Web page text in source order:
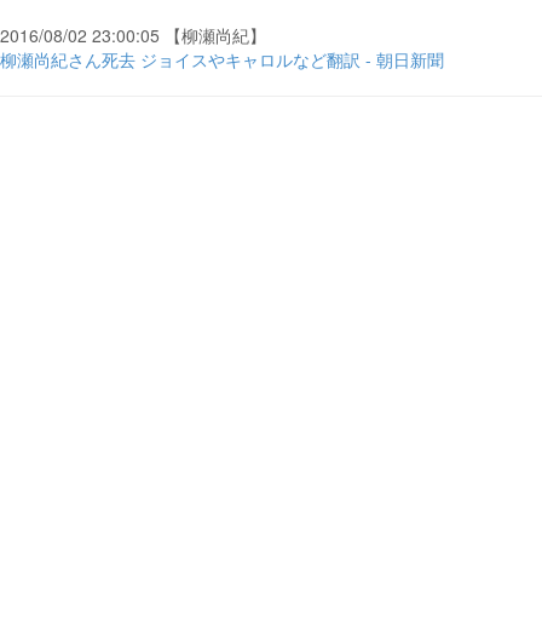
2016/08/02 23:00:05 【柳瀬尚紀】
柳瀬尚紀さん死去 ジョイスやキャロルなど翻訳 - 朝日新聞